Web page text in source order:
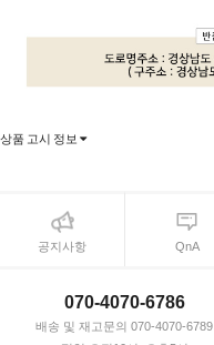
상품 고시 정보
공지사항 QnA
070-4070-6786
배송 및 재고문의 070-4070-6789